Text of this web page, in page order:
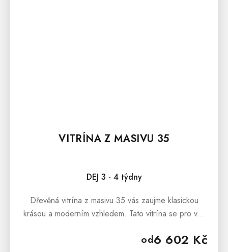
VITRÍNA Z MASIVU 35
DEJ 3 - 4 týdny
od6 602 Kč
Dřevěná vitrína z masivu 35 vás zaujme klasickou
krásou a moderním vzhledem. Tato vitrína se pro vás
vitrína z masivu 35 je...